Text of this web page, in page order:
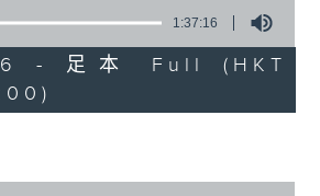
1:37:16
- 足本 Full (HKT